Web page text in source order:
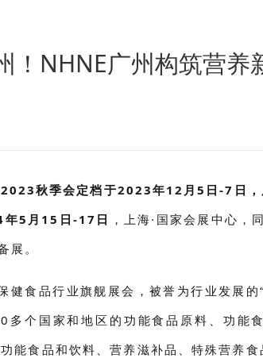
！NHNE广州构筑营养
2023秋季会定档于2023年12月5日-7日，
年5月15日-17日 ，上海·国家会展中心，
展。
食品行业旗舰展会，被誉为行业发展的
多个国家和地区的功能食品原料、功能
能食品和饮料、营养滋补品、特殊营养